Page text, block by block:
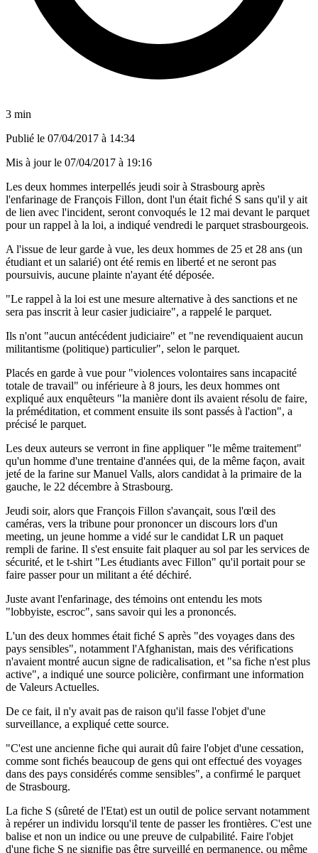
3 min
Publié le 07/04/2017 à 14:34
Mis à jour le 07/04/2017 à 19:16
Les deux hommes interpellés jeudi soir à Strasbourg après
l'enfarinage de François Fillon, dont l'un était fiché S sans qu'il y ait
de lien avec l'incident, seront convoqués le 12 mai devant le parquet
pour un rappel à la loi, a indiqué vendredi le parquet strasbourgeois.
A l'issue de leur garde à vue, les deux hommes de 25 et 28 ans (un
étudiant et un salarié) ont été remis en liberté et ne seront pas
poursuivis, aucune plainte n'ayant été déposée.
"Le rappel à la loi est une mesure alternative à des sanctions et ne
sera pas inscrit à leur casier judiciaire", a rappelé le parquet.
Ils n'ont "aucun antécédent judiciaire" et "ne revendiquaient aucun
militantisme (politique) particulier", selon le parquet.
Placés en garde à vue pour "violences volontaires sans incapacité
totale de travail" ou inférieure à 8 jours, les deux hommes ont
expliqué aux enquêteurs "la manière dont ils avaient résolu de faire,
la préméditation, et comment ensuite ils sont passés à l'action", a
précisé le parquet.
Les deux auteurs se verront in fine appliquer "le même traitement"
qu'un homme d'une trentaine d'années qui, de la même façon, avait
jeté de la farine sur Manuel Valls, alors candidat à la primaire de la
gauche, le 22 décembre à Strasbourg.
Jeudi soir, alors que François Fillon s'avançait, sous l'œil des
caméras, vers la tribune pour prononcer un discours lors d'un
meeting, un jeune homme a vidé sur le candidat LR un paquet
rempli de farine. Il s'est ensuite fait plaquer au sol par les services de
sécurité, et le t-shirt "Les étudiants avec Fillon" qu'il portait pour se
faire passer pour un militant a été déchiré.
Juste avant l'enfarinage, des témoins ont entendu les mots
"lobbyiste, escroc", sans savoir qui les a prononcés.
L'un des deux hommes était fiché S après "des voyages dans des
pays sensibles", notamment l'Afghanistan, mais des vérifications
n'avaient montré aucun signe de radicalisation, et "sa fiche n'est plus
active", a indiqué une source policière, confirmant une information
de Valeurs Actuelles.
De ce fait, il n'y avait pas de raison qu'il fasse l'objet d'une
surveillance, a expliqué cette source.
"C'est une ancienne fiche qui aurait dû faire l'objet d'une cessation,
comme sont fichés beaucoup de gens qui ont effectué des voyages
dans des pays considérés comme sensibles", a confirmé le parquet
de Strasbourg.
La fiche S (sûreté de l'Etat) est un outil de police servant notamment
à repérer un individu lorsqu'il tente de passer les frontières. C'est une
balise et non un indice ou une preuve de culpabilité. Faire l'objet
d'une fiche S ne signifie pas être surveillé en permanence, ou même